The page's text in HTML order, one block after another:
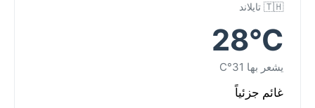
🇹🇭 تايلاند
28°C
يشعر بها 31°C
غائم جزئياً